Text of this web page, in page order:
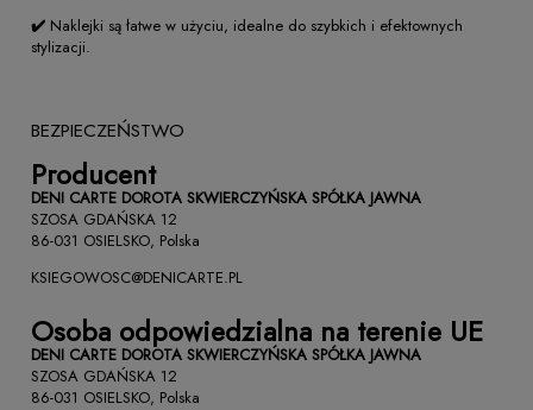
✔️ Naklejki są łatwe w użyciu, idealne do szybkich i efektownych
stylizacji.
BEZPIECZEŃSTWO
Producent
DENI CARTE DOROTA SKWIERCZYŃSKA SPÓŁKA JAWNA
SZOSA GDAŃSKA 12
86-031 OSIELSKO, Polska
KSIEGOWOSC@DENICARTE.PL
Osoba odpowiedzialna na terenie UE
DENI CARTE DOROTA SKWIERCZYŃSKA SPÓŁKA JAWNA
SZOSA GDAŃSKA 12
86-031 OSIELSKO, Polska